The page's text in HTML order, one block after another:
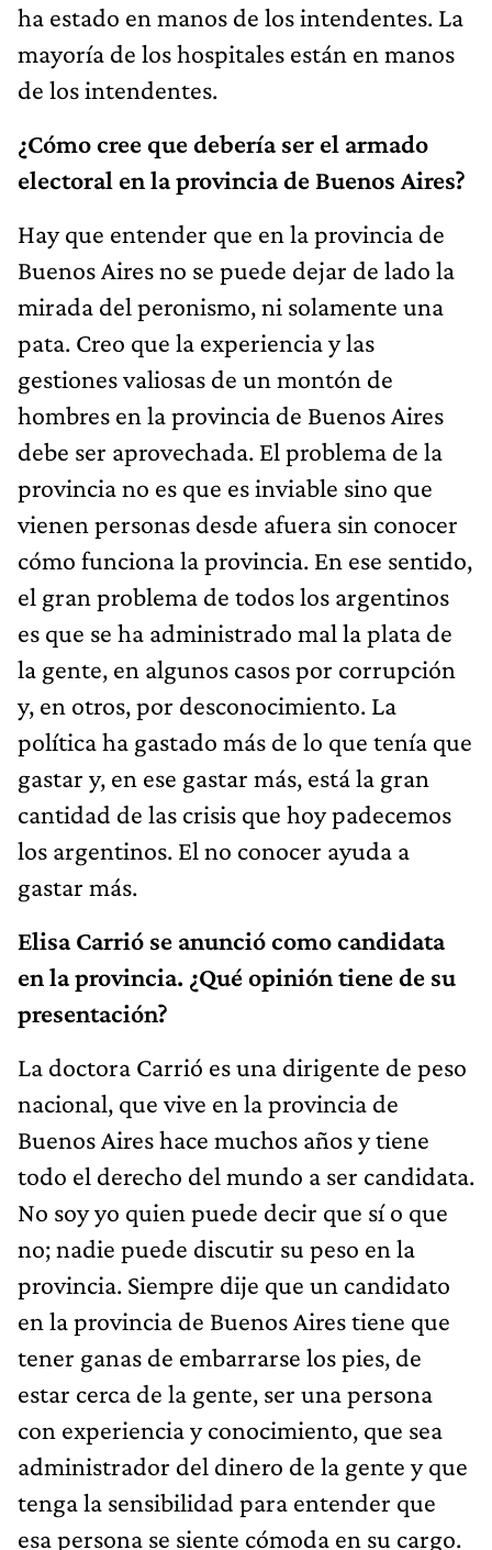
ha estado en manos de los intendentes. La
mayoría de los hospitales están en manos
de los intendentes.
¿Cómo cree que debería ser el armado
electoral en la provincia de Buenos Aires?
Hay que entender que en la provincia de
Buenos Aires no se puede dejar de lado la
mirada del peronismo, ni solamente una
pata. Creo que la experiencia y las
gestiones valiosas de un montón de
hombres en la provincia de Buenos Aires
debe ser aprovechada. El problema de la
provincia no es que es inviable sino que
vienen personas desde afuera sin conocer
cómo funciona la provincia. En ese sentido,
el gran problema de todos los argentinos
es que se ha administrado mal la plata de
la gente, en algunos casos por corrupción
y, en otros, por desconocimiento. La
política ha gastado más de lo que tenía que
gastar y, en ese gastar más, está la gran
cantidad de las crisis que hoy padecemos
los argentinos. El no conocer ayuda a
gastar más.
Elisa Carrió se anunció como candidata
en la provincia. ¿Qué opinión tiene de su
presentación?
La doctora Carrió es una dirigente de peso
nacional, que vive en la provincia de
Buenos Aires hace muchos años y tiene
todo el derecho del mundo a ser candidata.
No soy yo quien puede decir que sí o que
no; nadie puede discutir su peso en la
provincia. Siempre dije que un candidato
en la provincia de Buenos Aires tiene que
tener ganas de embarrarse los pies, de
estar cerca de la gente, ser una persona
con experiencia y conocimiento, que sea
administrador del dinero de la gente y que
tenga la sensibilidad para entender que
esa persona se siente cómoda en su cargo.